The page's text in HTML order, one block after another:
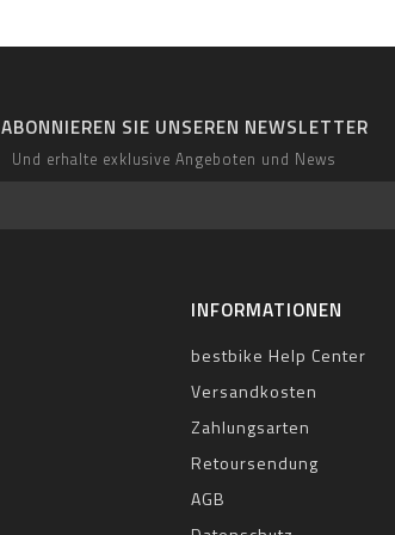
ABONNIEREN SIE UNSEREN NEWSLETTER
Und erhalte exklusive Angeboten und News
INFORMATIONEN
bestbike Help Center
Versandkosten
Zahlungsarten
Retoursendung
AGB